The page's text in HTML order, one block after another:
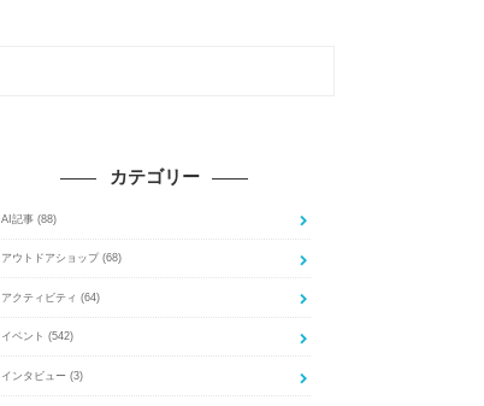
カテゴリー
AI記事 (88)
アウトドアショップ (68)
アクティビティ (64)
イベント (542)
インタビュー (3)